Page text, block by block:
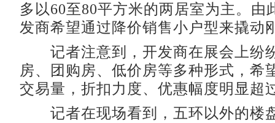
多以60至80平方米的两居室为主。由
发商希望通过降价销售小户型来撬动
记者注意到，开发商在展会上纷
房、团购房、低价房等多种形式，希
交易量，折扣力度、优惠幅度明显超
记者在现场看到，五环以外的楼